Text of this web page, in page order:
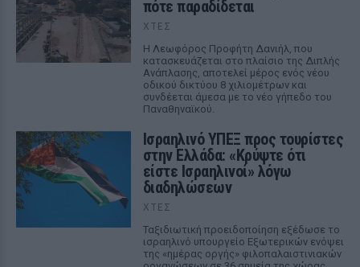
πότε παραδίδεται
ΧΤΕΣ
Η Λεωφόρος Προφήτη Δανιήλ, που
κατασκευάζεται στο πλαίσιο της Διπλής
Ανάπλασης, αποτελεί μέρος ενός νέου
οδικού δικτύου 8 χιλιομέτρων και
συνδέεται άμεσα με το νέο γήπεδο του
Παναθηναϊκού.
Ισραηλινό ΥΠΕΞ προς τουρίστες
στην Ελλάδα: «Κρύψτε ότι
είστε Ισραηλινοί» λόγω
διαδηλώσεων
ΧΤΕΣ
Ταξιδιωτική προειδοποίηση εξέδωσε το
ισραηλινό υπουργείο Εξωτερικών ενόψει
της «ημέρας οργής» φιλοπαλαιστινιακών